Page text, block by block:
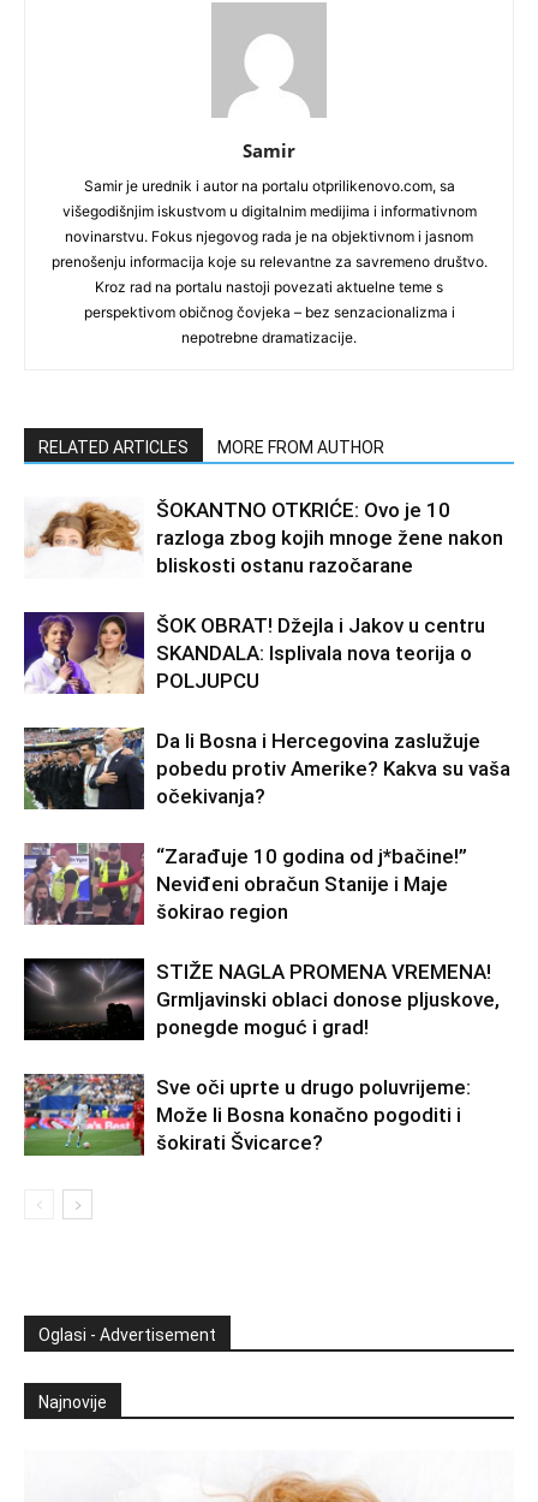
Samir
Samir je urednik i autor na portalu otprilikenovo.com, sa
višegodišnjim iskustvom u digitalnim medijima i informativnom
novinarstvu. Fokus njegovog rada je na objektivnom i jasnom
prenošenju informacija koje su relevantne za savremeno društvo.
Kroz rad na portalu nastoji povezati aktuelne teme s
perspektivom običnog čovjeka – bez senzacionalizma i
nepotrebne dramatizacije.
RELATED ARTICLES MORE FROM AUTHOR
ŠOKANTNO OTKRIĆE: Ovo je 10
razloga zbog kojih mnoge žene nakon
bliskosti ostanu razočarane
ŠOK OBRAT! Džejla i Jakov u centru
SKANDALA: Isplivala nova teorija o
POLJUPCU
Da li Bosna i Hercegovina zaslužuje
pobedu protiv Amerike? Kakva su vaša
očekivanja?
“Zarađuje 10 godina od j*bačine!”
Neviđeni obračun Stanije i Maje
šokirao region
STIŽE NAGLA PROMENA VREMENA!
Grmljavinski oblaci donose pljuskove,
ponegde moguć i grad!
Sve oči uprte u drugo poluvrijeme:
Može li Bosna konačno pogoditi i
šokirati Švicarce?
Oglasi - Advertisement
Najnovije